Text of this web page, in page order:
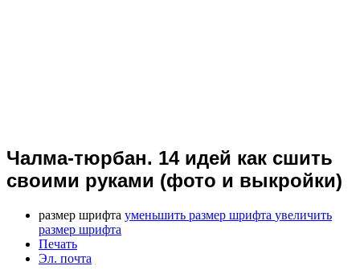
Чалма-тюрбан. 14 идей как сшить
своими руками (фото и выкройки)
размер шрифта уменьшить размер шрифта увеличить
размер шрифта
Печать
Эл. почта